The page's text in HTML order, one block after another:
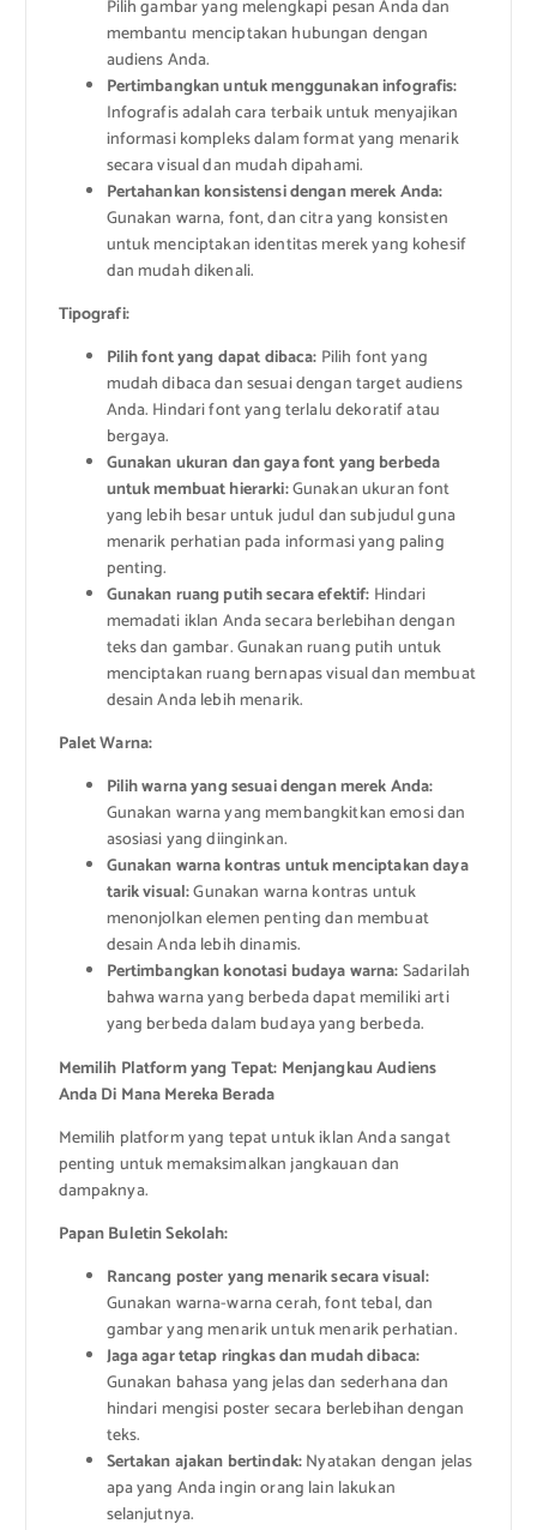
Pilih gambar yang melengkapi pesan Anda dan
membantu menciptakan hubungan dengan
audiens Anda.
Pertimbangkan untuk menggunakan infografis:
Infografis adalah cara terbaik untuk menyajikan
informasi kompleks dalam format yang menarik
secara visual dan mudah dipahami.
Pertahankan konsistensi dengan merek Anda:
Gunakan warna, font, dan citra yang konsisten
untuk menciptakan identitas merek yang kohesif
dan mudah dikenali.
Tipografi:
Pilih font yang dapat dibaca: Pilih font yang
mudah dibaca dan sesuai dengan target audiens
Anda. Hindari font yang terlalu dekoratif atau
bergaya.
Gunakan ukuran dan gaya font yang berbeda
untuk membuat hierarki:Gunakan ukuran font
yang lebih besar untuk judul dan subjudul guna
menarik perhatian pada informasi yang paling
penting.
Gunakan ruang putih secara efektif: Hindari
memadati iklan Anda secara berlebihan dengan
teks dan gambar. Gunakan ruang putih untuk
menciptakan ruang bernapas visual dan membuat
desain Anda lebih menarik.
Palet Warna:
Pilih warna yang sesuai dengan merek Anda:
Gunakan warna yang membangkitkan emosi dan
asosiasi yang diinginkan.
Gunakan warna kontras untuk menciptakan daya
tarik visual:Gunakan warna kontras untuk
menonjolkan elemen penting dan membuat
desain Anda lebih dinamis.
Pertimbangkan konotasi budaya warna:Sadarilah
bahwa warna yang berbeda dapat memiliki arti
yang berbeda dalam budaya yang berbeda.
Memilih Platform yang Tepat: Menjangkau Audiens
Anda Di Mana Mereka Berada
Memilih platform yang tepat untuk iklan Anda sangat
penting untuk memaksimalkan jangkauan dan
dampaknya.
Papan Buletin Sekolah:
Rancang poster yang menarik secara visual:
Gunakan warna-warna cerah, font tebal, dan
gambar yang menarik untuk menarik perhatian.
Jaga agar tetap ringkas dan mudah dibaca:
Gunakan bahasa yang jelas dan sederhana dan
hindari mengisi poster secara berlebihan dengan
teks.
Sertakan ajakan bertindak:Nyatakan dengan jelas
apa yang Anda ingin orang lain lakukan
selanjutnya.